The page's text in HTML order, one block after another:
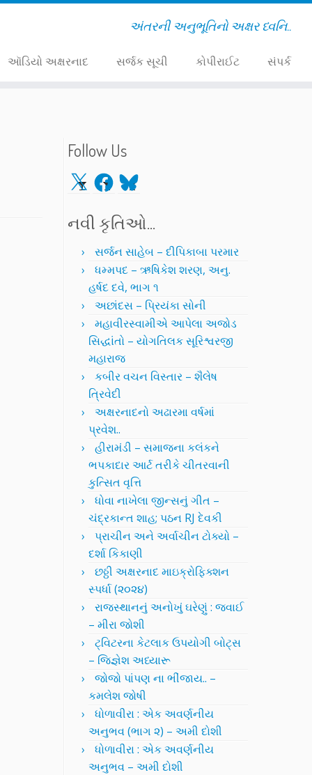
અંતરની અનુભૂતિનો અક્ષર ધ્વનિ..
ઑડિયો અક્ષરનાદ સર્જક સૂચી કોપીરાઈટ સંપર્ક
Follow Us
X Facebook
Bluesky
નવી કૃતિઓ…
સર્જન સાહેબ – દીપિકાબા પરમાર
ધમ્મપદ – ઋષિકેશ શરણ, અનુ.
હર્ષદ દવે, ભાગ ૧
અછાંદસ – પ્રિયંકા સોની
મહાવીરસ્વામીએ આપેલા અજોડ
સિદ્ધાંતો – યોગતિલક સૂરિશ્વરજી
મહારાજ
કબીર વચન વિસ્તાર – શૈલેષ
ત્રિવેદી
અક્ષરનાદનો અઢારમા વર્ષમાં
પ્રવેશ..
હીરામંડી – સમાજના કલંકને
ભપકાદાર આર્ટ તરીકે ચીતરવાની
કુત્સિત વૃત્તિ
ધોવા નાખેલા જીન્સનું ગીત –
ચંદ્રકાન્ત શાહ; પઠન RJ દેવકી
પ્રાચીન અને અર્વાચીન ટોક્યો –
દર્શા કિકાણી
છઠ્ઠી અક્ષરનાદ માઇક્રોફિક્શન
સ્પર્ધા (૨૦૨૪)
રાજસ્થાનનું અનોખું ઘરેણું : જવાઈ
– મીરા જોશી
ટ્વિટરના કેટલાક ઉપયોગી બોટ્સ
– જિજ્ઞેશ અધ્યારૂ
જોજો પાંપણ ના ભીંજાય.. –
કમલેશ જોષી
ધોળાવીરા : એક અવર્ણનીય
અનુભવ (ભાગ ૨) – અમી દોશી
ધોળાવીરા : એક અવર્ણનીય
અનુભવ – અમી દોશી